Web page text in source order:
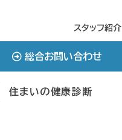
スタッフ紹介
総合お問い合わせ
住まいの健康診断